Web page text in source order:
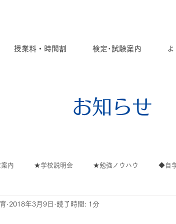
授業料・時間割 検定･試験案内
内 ★学校説明会 ★勉強ノウハウ ◆自
ご案内 ∟ご案内
2018年3月9日 読了時間: 1分
お知らせ